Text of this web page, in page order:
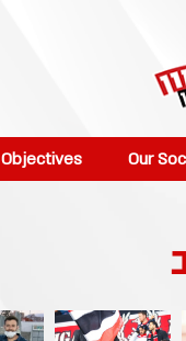
Objectives Our